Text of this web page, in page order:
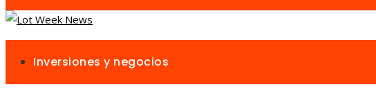
Inversiones y negocios